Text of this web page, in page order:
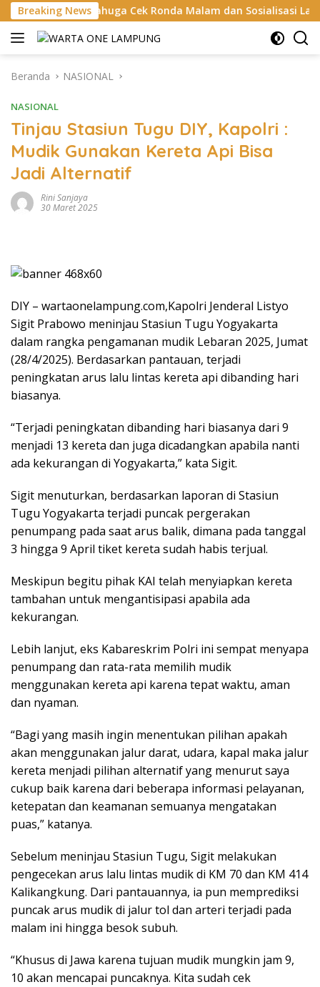
Langsung
ke
konten
Breaking News
Bahuga Cek Ronda Malam dan Sosialisasi Layanan 110
Beranda NASIONAL
NASIONAL
Tinjau Stasiun Tugu DIY, Kapolri :
Mudik Gunakan Kereta Api Bisa
Jadi Alternatif
Rini Sanjaya
30 Maret 2025
DIY – wartaonelampung.com,Kapolri Jenderal Listyo
Sigit Prabowo meninjau Stasiun Tugu Yogyakarta
dalam rangka pengamanan mudik Lebaran 2025, Jumat
(28/4/2025). Berdasarkan pantauan, terjadi
peningkatan arus lalu lintas kereta api dibanding hari
biasanya.
“Terjadi peningkatan dibanding hari biasanya dari 9
menjadi 13 kereta dan juga dicadangkan apabila nanti
ada kekurangan di Yogyakarta,” kata Sigit.
Sigit menuturkan, berdasarkan laporan di Stasiun
Tugu Yogyakarta terjadi puncak pergerakan
penumpang pada saat arus balik, dimana pada tanggal
3 hingga 9 April tiket kereta sudah habis terjual.
Meskipun begitu pihak KAI telah menyiapkan kereta
tambahan untuk mengantisipasi apabila ada
kekurangan.
Lebih lanjut, eks Kabareskrim Polri ini sempat menyapa
penumpang dan rata-rata memilih mudik
menggunakan kereta api karena tepat waktu, aman
dan nyaman.
“Bagi yang masih ingin menentukan pilihan apakah
akan menggunakan jalur darat, udara, kapal maka jalur
kereta menjadi pilihan alternatif yang menurut saya
cukup baik karena dari beberapa informasi pelayanan,
ketepatan dan keamanan semuanya mengatakan
puas,” katanya.
Sebelum meninjau Stasiun Tugu, Sigit melakukan
pengecekan arus lalu lintas mudik di KM 70 dan KM 414
Kalikangkung. Dari pantauannya, ia pun memprediksi
puncak arus mudik di jalur tol dan arteri terjadi pada
malam ini hingga besok subuh.
“Khusus di Jawa karena tujuan mudik mungkin jam 9,
10 akan mencapai puncaknya. Kita sudah cek